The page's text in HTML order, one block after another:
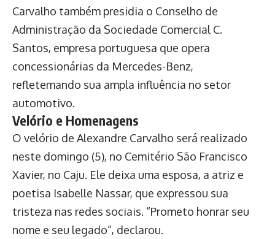
Carvalho também presidia o Conselho de
Administração da Sociedade Comercial C.
Santos, empresa portuguesa que opera
concessionárias da Mercedes-Benz,
refletemando sua ampla influência no setor
automotivo.
Velório e Homenagens
O velório de Alexandre Carvalho será realizado
neste domingo (5), no Cemitério São Francisco
Xavier, no Caju. Ele deixa uma esposa, a atriz e
poetisa Isabelle Nassar, que expressou sua
tristeza nas redes sociais. “Prometo honrar seu
nome e seu legado”, declarou.